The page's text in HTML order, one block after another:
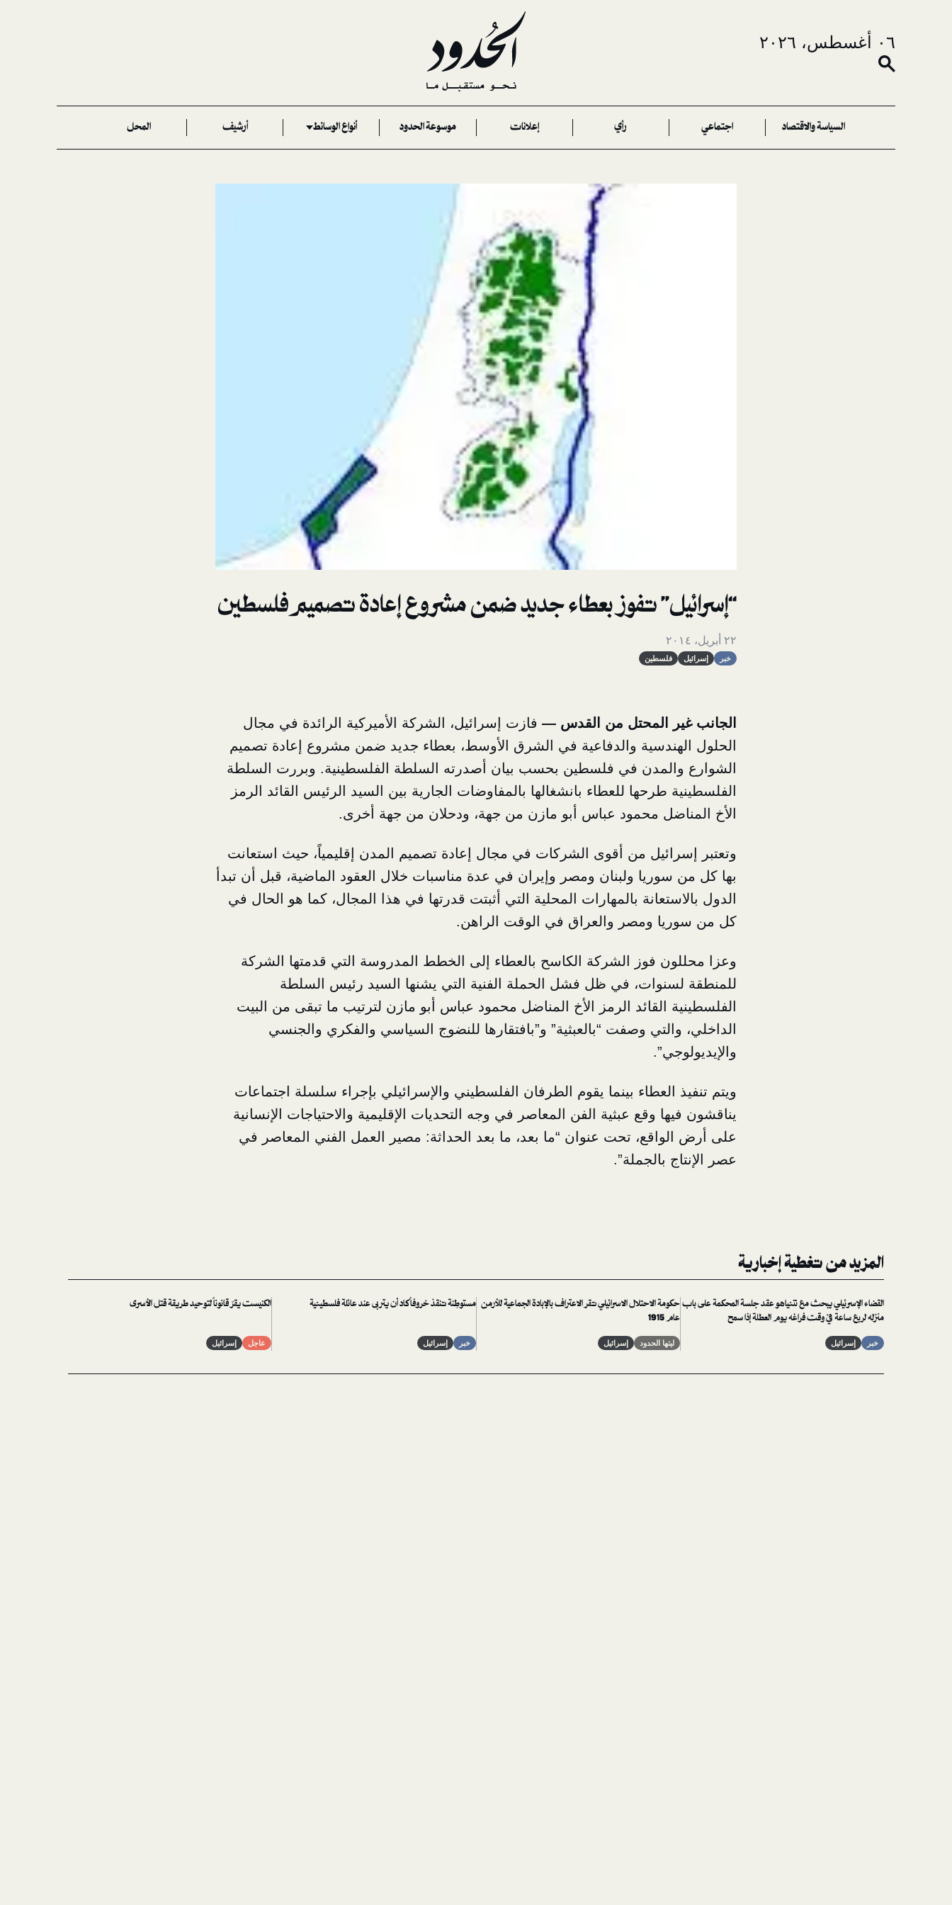
٠٦ أغسطس، ٢٠٢٦
السياسة والاقتصاد اجتماعي رأي إعلانات موسوعة الحدود أنواع الوسائط أرشيف المحل
“إسرائيل” تفوز بعطاء جديد ضمن مشروع إعادة تصميم فلسطين
٢٢ أبريل، ٢٠١٤
خبر إسرائيل فلسطين
الجانب غير المحتل من القدس — فازت إسرائيل، الشركة الأميركية الرائدة في مجال
الحلول الهندسية والدفاعية في الشرق الأوسط، بعطاء جديد ضمن مشروع إعادة تصميم
الشوارع والمدن في فلسطين بحسب بيان أصدرته السلطة الفلسطينية. وبررت السلطة
الفلسطينية طرحها للعطاء بانشغالها بالمفاوضات الجارية بين السيد الرئيس القائد الرمز
الأخ المناضل محمود عباس أبو مازن من جهة، ودحلان من جهة أخرى.
وتعتبر إسرائيل من أقوى الشركات في مجال إعادة تصميم المدن إقليمياً، حيث استعانت
بها كل من سوريا ولبنان ومصر وإيران في عدة مناسبات خلال العقود الماضية، قبل أن تبدأ
الدول بالاستعانة بالمهارات المحلية التي أثبتت قدرتها في هذا المجال، كما هو الحال في
كل من سوريا ومصر والعراق في الوقت الراهن.
وعزا محللون فوز الشركة الكاسح بالعطاء إلى الخطط المدروسة التي قدمتها الشركة
للمنطقة لسنوات، في ظل فشل الحملة الفنية التي يشنها السيد رئيس السلطة
الفلسطينية القائد الرمز الأخ المناضل محمود عباس أبو مازن لترتيب ما تبقى من البيت
الداخلي، والتي وصفت “بالعبثية” و”بافتقارها للنضوج السياسي والفكري والجنسي
والإيديولوجي”.
ويتم تنفيذ العطاء بينما يقوم الطرفان الفلسطيني والإسرائيلي بإجراء سلسلة اجتماعات
يناقشون فيها وقع عبثية الفن المعاصر في وجه التحديات الإقليمية والاحتياجات الإنسانية
على أرض الواقع، تحت عنوان “ما بعد، ما بعد الحداثة: مصير العمل الفني المعاصر في
عصر الإنتاج بالجملة”.
المزيد من تغطية إخبارية
القضاء الإسرئيلي يبحث مع نتنياهو عقد جلسة المحكمة على باب
منزله لربع ساعة في وقت فراغه يوم العطلة إذا سمح
خبر إسرائيل
حكومة الاحتلال الاسرائيلي تقر الاعتراف بالإبادة الجماعية للأرمن
عام 1915
ليتها الحدود إسرائيل
مستوطِنة تنقذ خروفاً كاد أن يتربى عند عائلة فلسطينية
خبر إسرائيل
الكنيست يقرّ قانوناً لتوحيد طريقة قتل الأسرى
عاجل إسرائيل